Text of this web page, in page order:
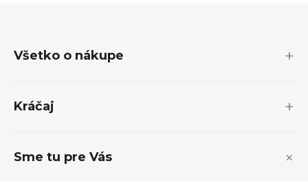
Všetko o nákupe
Kráčaj
Sme tu pre Vás